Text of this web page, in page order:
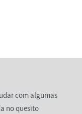
com algumas
no quesito